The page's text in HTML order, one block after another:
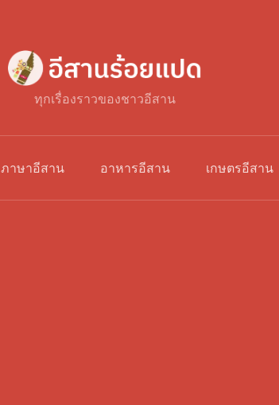
ทุกเรื่องราวของชาวอีสาน
ภาษาอีสาน อาหารอีสาน เกษตรอีสาน